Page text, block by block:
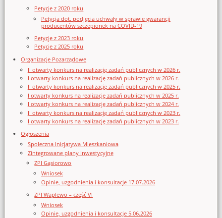
Petycje z 2020 roku
Petycja dot. podjęcia uchwały w sprawie gwarancji
producentów szczepionek na COVID-19
Petycje z 2023 roku
Petycje z 2025 roku
Organizacje Pozarządowe
II otwarty konkurs na realizację zadań publicznych w 2026 r.
I otwarty konkurs na realizację zadań publicznych w 2026 r.
II otwarty konkurs na realizację zadań publicznych w 2025 r.
I otwarty konkurs na realizację zadań publicznych w 2025 r.
I otwarty konkurs na realizację zadań publicznych w 2024 r.
II otwarty konkurs na realizację zadań publicznych w 2023 r.
I otwarty konkurs na realizację zadań publicznych w 2023 r.
Ogłoszenia
Społeczna Inicjatywa Mieszkaniowa
Zintegrowane plany inwestycyjne
ZPI Gąsiorowo
Wniosek
Opinie, uzgodnienia i konsultacje 17.07.2026
ZPI Waplewo – część VI
Wniosek
Opinie, uzgodnienia i konsultacje 5.06.2026